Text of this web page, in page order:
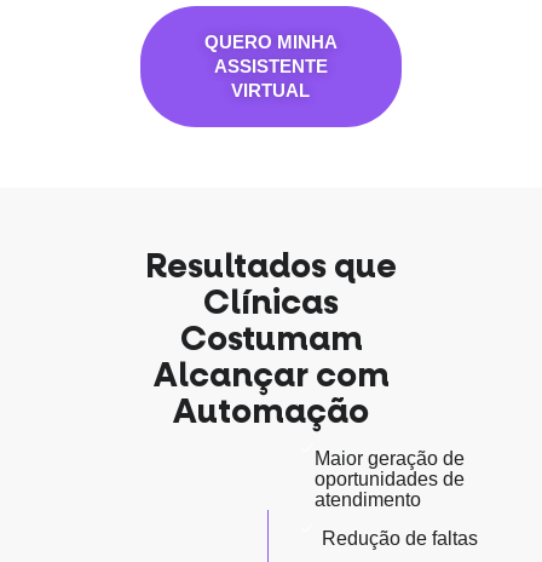
QUERO MINHA
ASSISTENTE
VIRTUAL
Resultados que
Clínicas
Costumam
Alcançar com
Automação
Maior geração de
oportunidades de
atendimento
Redução de faltas